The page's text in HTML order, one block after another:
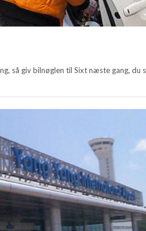
så giv bilnøglen til Sixt næste gang, du